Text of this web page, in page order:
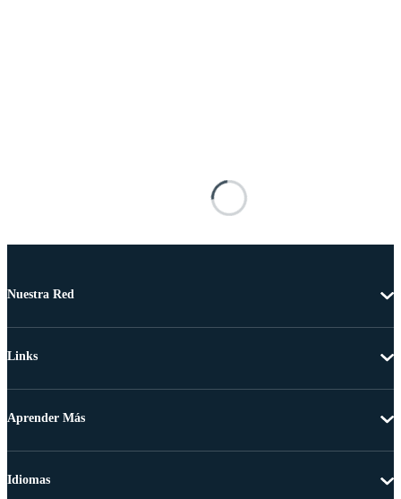
Nuestra Red
Links
Aprender Más
Idiomas